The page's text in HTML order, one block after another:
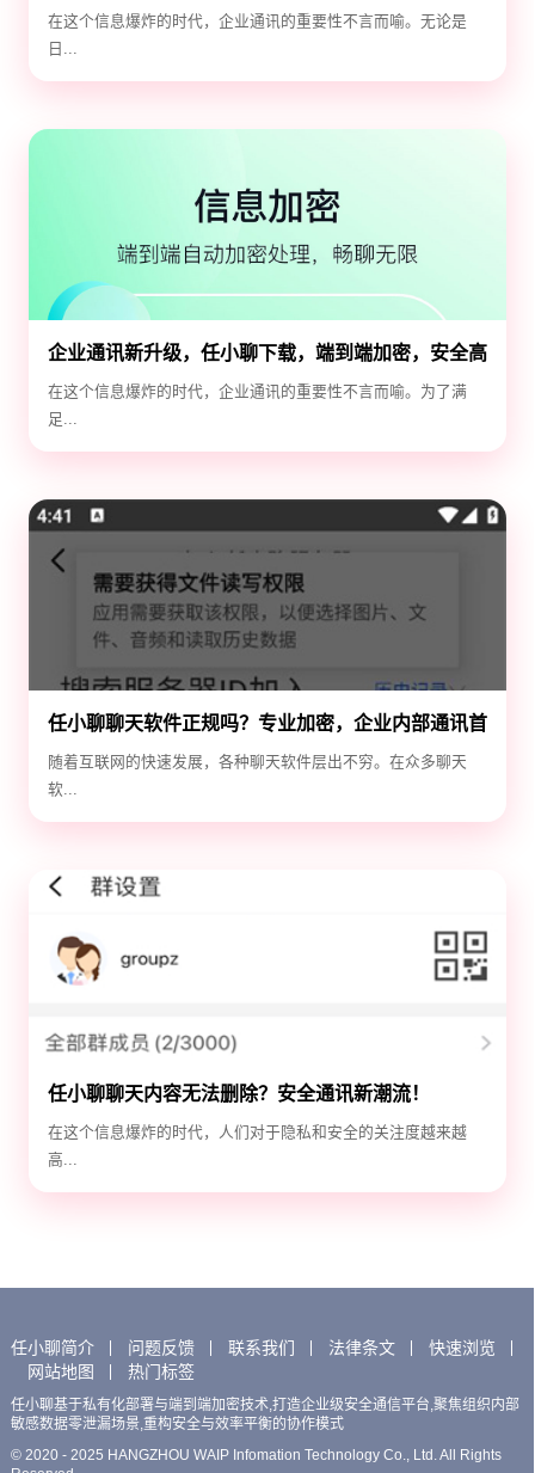
全守护神
在这个信息爆炸的时代，企业通讯的重要性不言而喻。无论是
日...
企业通讯新升级，任小聊下载，端到端加密，安全高
效！
在这个信息爆炸的时代，企业通讯的重要性不言而喻。为了满
足...
任小聊聊天软件正规吗？专业加密，企业内部通讯首
选！
随着互联网的快速发展，各种聊天软件层出不穷。在众多聊天
软...
任小聊聊天内容无法删除？安全通讯新潮流！
在这个信息爆炸的时代，人们对于隐私和安全的关注度越来越
高...
任小聊简介 问题反馈 联系我们 法律条文
快速浏览
网站地图
热门标签
任小聊基于私有化部署与端到端加密技术,打造企业级安全通信平台,聚焦组织内部
敏感数据零泄漏场景,重构安全与效率平衡的协作模式
© 2020 - 2025 HANGZHOU WAIP Infomation Technology Co., Ltd. All Rights